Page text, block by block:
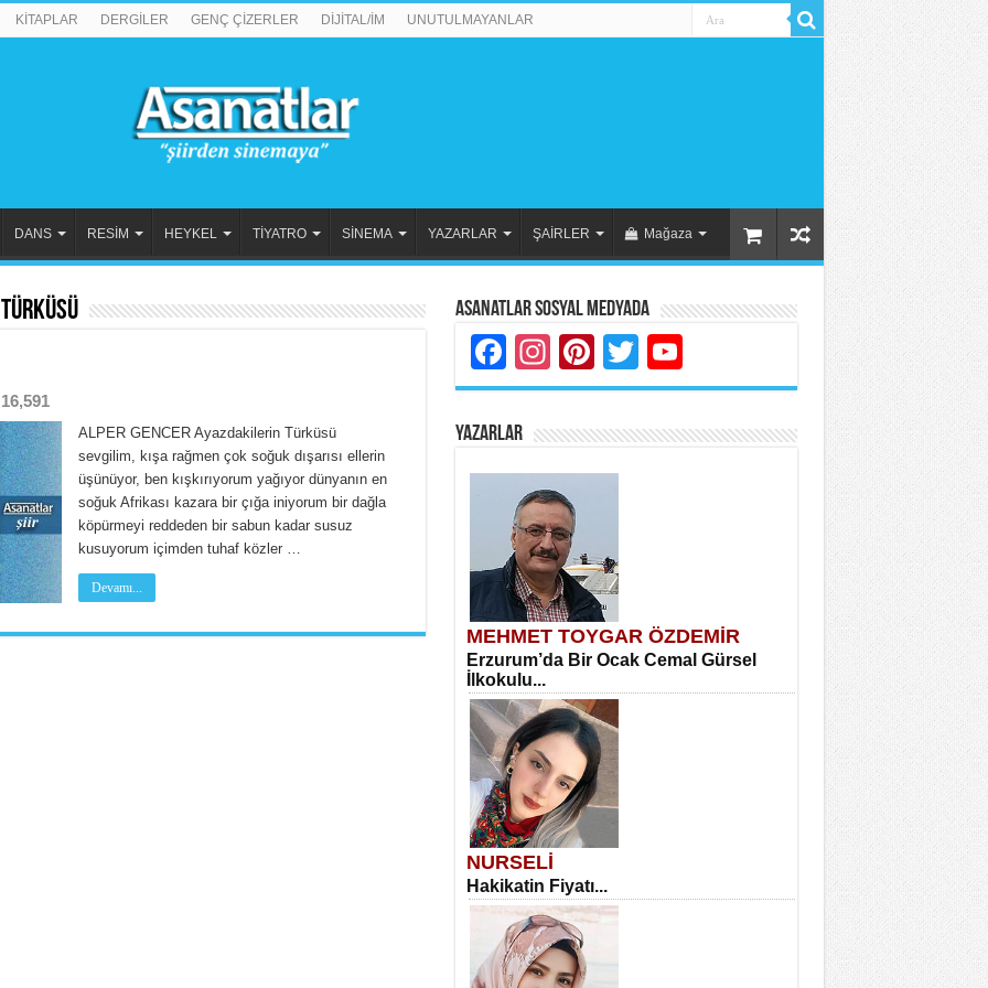
KİTAPLAR DERGİLER GENÇ ÇİZERLER DİJİTAL/İM UNUTULMAYANLAR
DANS RESİM HEYKEL TİYATRO SİNEMA YAZARLAR ŞAİRLER Mağaza
16,591
ALPER GENCER Ayazdakilerin Türküsü
sevgilim, kışa rağmen çok soğuk dışarısı ellerin
üşünüyor, ben kışkırıyorum yağıyor dünyanın en
soğuk Afrikası kazara bir çığa iniyorum bir dağla
köpürmeyi reddeden bir sabun kadar susuz
kusuyorum içimden tuhaf közler …
Devamı...
Asanatlar Sosyal Medyada
Facebook
Instagram
Pinterest
Twitter
YAZARLAR
MEHMET TOYGAR ÖZDEMİR
Erzurum’da Bir Ocak Cemal Gürsel
İlkokulu...
NURSELİ
Hakikatin Fiyatı...